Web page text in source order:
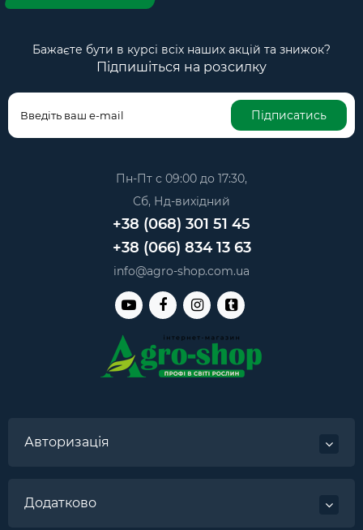
Бажаєте бути в курсі всіх наших акцій та знижок?
Підпишіться на розсилку
Підписатись
Пн-Пт с 09:00 до 17:30,
Сб, Нд-вихідний
+38 (068) 301 51 45
+38 (066) 834 13 63
info@agro-shop.com.ua
Авторизація
Додатково